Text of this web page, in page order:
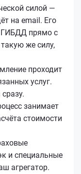
силой —
на email. Его
ГИБДД прямо с
же силу,
проходит
услуг.
занимает
стоимости
и специальные
агрегатор.